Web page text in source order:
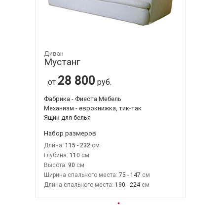
Диван
Мустанг
от 28 800 руб.
Фабрика - Фиеста Мебель
Механизм - еврокнижка, тик-так
Ящик для белья
Набор размеров
Длина: 115 - 232
Глубина: 110
Высота: 90
Ширина спального места: 75 - 147
Длина спального места: 190 - 224